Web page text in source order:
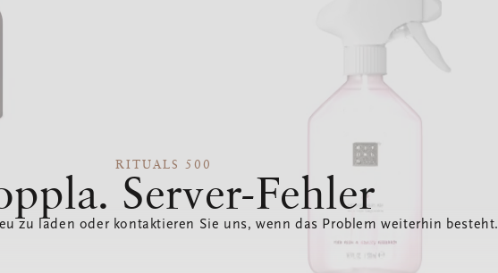
RITUALS 500
Server-Fehler
zu laden oder kontaktieren Sie uns, wenn das Problem weiterhin besteht.